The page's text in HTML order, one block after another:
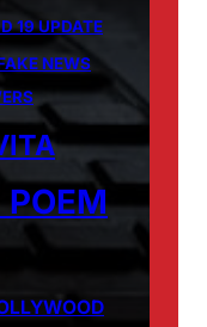
19 UPDATE
NEWS